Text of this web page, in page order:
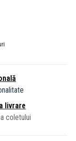
livrare
coletului